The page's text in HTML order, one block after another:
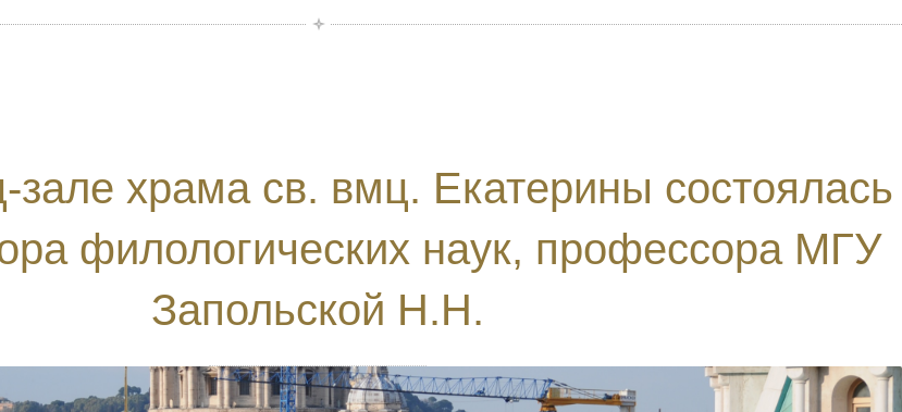
храма св. вмц. Екатерины состоялась
филологических наук, профессора МГУ
Запольской Н.Н.